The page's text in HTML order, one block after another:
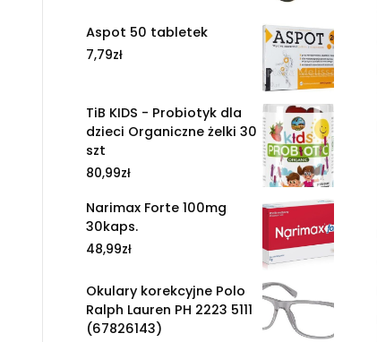
Aspot 50 tabletek
7,79zł
TiB KIDS - Probiotyk dla
dzieci Organiczne żelki 30
szt
80,99zł
Narimax Forte 100mg
30kaps.
48,99zł
Okulary korekcyjne Polo
Ralph Lauren PH 2223 5111
(67826143)